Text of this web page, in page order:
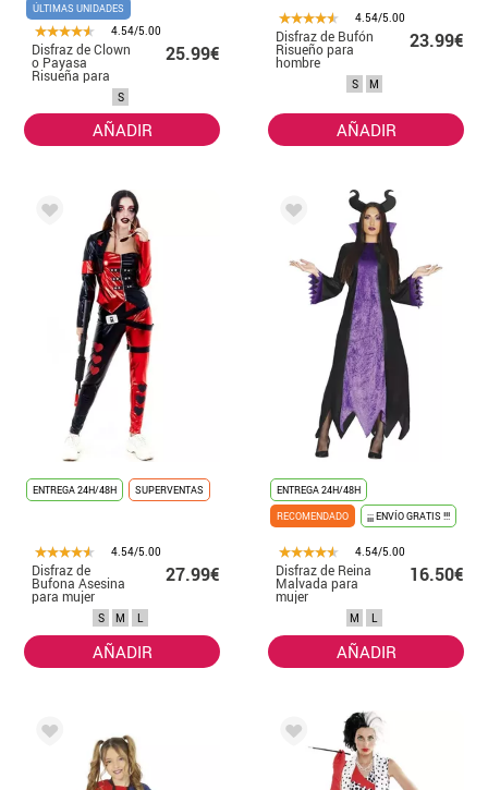
ÚLTIMAS UNIDADES
4.54/5.00
Disfraz de Clown
o Payasa
Risueña para
25.99€
S
AÑADIR
4.54/5.00
Disfraz de Bufón
Risueño para
hombre
23.99€
S M
AÑADIR
ENTREGA 24H/48H SUPERVENTAS
4.54/5.00
Disfraz de
Bufona Asesina
para mujer
27.99€
S M L
AÑADIR
ENTREGA 24H/48H
RECOMENDADO
¡¡¡ ENVÍO GRATIS !!!
4.54/5.00
Disfraz de Reina
Malvada para
mujer
16.50€
M L
AÑADIR